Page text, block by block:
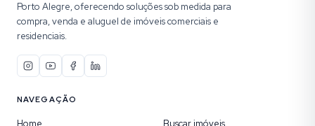
Porto Alegre, oferecendo soluções sob medida para
compra, venda e aluguel de imóveis comerciais e
residenciais.
NAVEGAÇÃO
Home Buscar imóveis